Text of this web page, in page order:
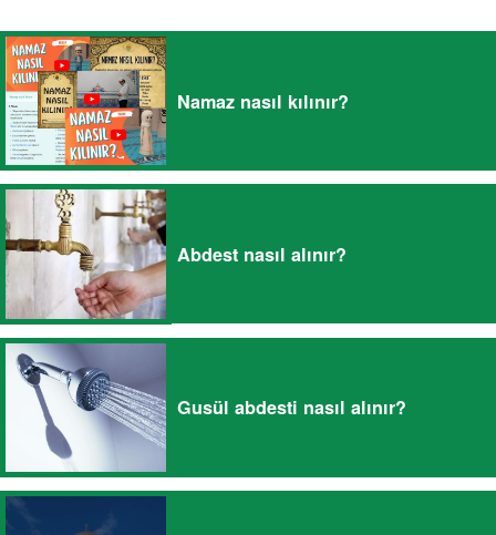
Namaz nasıl kılınır?
Abdest nasıl alınır?
Gusül abdesti nasıl alınır?